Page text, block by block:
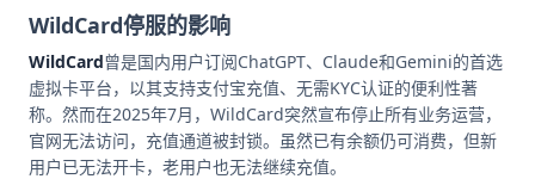
WildCard停服的影响
WildCard曾是国内用户订阅ChatGPT、Claude和Gemini的首选
虚拟卡平台，以其支持支付宝充值、无需KYC认证的便利性著
称。然而在2025年7月，WildCard突然宣布停止所有业务运营，
官网无法访问，充值通道被封锁。虽然已有余额仍可消费，但新
用户已无法开卡，老用户也无法继续充值。